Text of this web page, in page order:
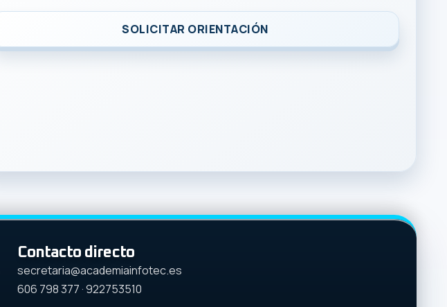
SOLICITAR ORIENTACIÓN
Contacto directo
secretaria@academiainfotec.es
606 798 377 ·922753510